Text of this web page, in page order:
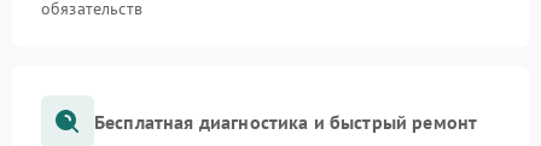
обязательств
Бесплатная диагностика и быстрый ремонт